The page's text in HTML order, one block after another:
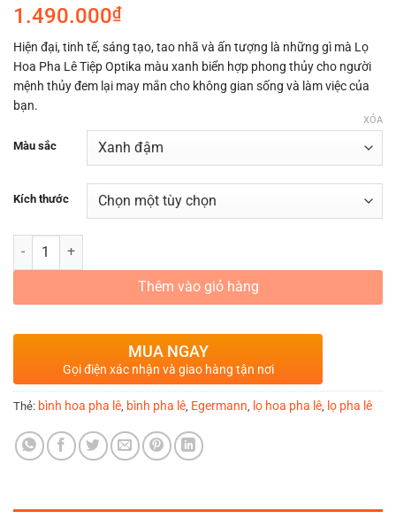
1.490.000₫
Hiện đại, tinh tế, sáng tạo, tao nhã và ấn tượng là những gì mà Lọ
Hoa Pha Lê Tiệp Optika màu xanh biển hợp phong thủy cho người
mệnh thủy đem lại may mắn cho không gian sống và làm việc của
bạn.
Màu sắc
Kích thước
XÓA
LỌ HOA PHA LÊ MÀU XANH BIỂN OPTIKA DÀNH CHO NGƯỜI
Thêm vào giỏ hàng
MUA NGAY
Gọi điện xác nhận và giao hàng tận nơi
Thẻ: bình hoa pha lê bình pha lê Egermann lọ hoa pha lê lọ pha lê